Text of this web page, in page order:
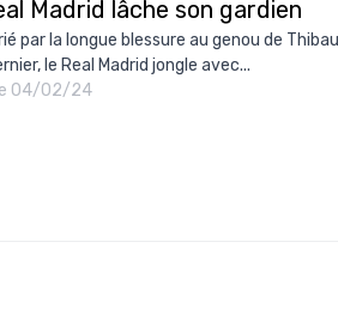
Madrid lâche son gardien
par la longue blessure au genou de
le Real Madrid jongle avec...
04/02/24